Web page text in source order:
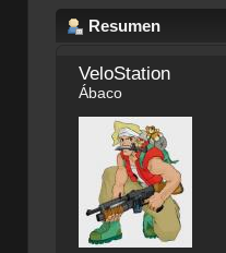
Resumen
VeloStation
Ábaco